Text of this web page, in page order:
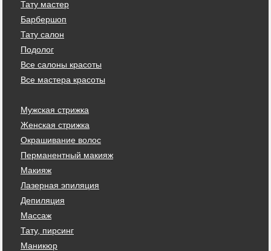
Тату мастер
Барбершоп
Тату салон
Подолог
Все салоны красоты
Все мастера красоты
Мужская стрижка
Женская стрижка
Окрашивание волос
Перманентный макияж
Макияж
Лазерная эпиляция
Депиляция
Массаж
Тату, пирсинг
Маникюр